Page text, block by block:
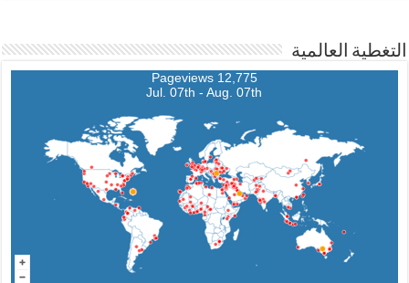
التغطية العالمية
12,775 Pageviews
Jul. 07th - Aug. 07th